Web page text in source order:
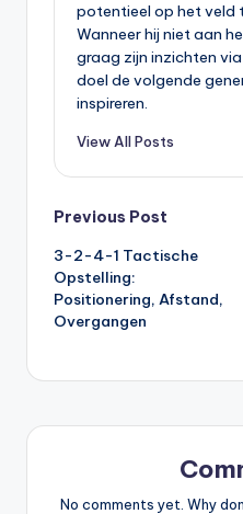
potentieel op het veld
Wanneer hij niet aan
graag zijn inzichten
doel de volgende
inspireren.
View All Posts
Post
navigation
Previous Post
3-2-4-1 Tactische
Opstelling:
Positionering, Afstand,
Overgangen
No comments yet. Why